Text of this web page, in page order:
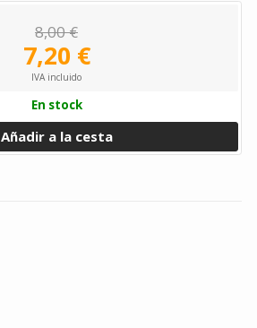
8,00 €
7,20 €
IVA incluido
En stock
Añadir a la cesta